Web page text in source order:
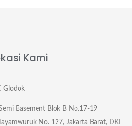
Kami
Glodok
Basement Blok B No.17-19
No. 127, Jakarta Barat, DKI